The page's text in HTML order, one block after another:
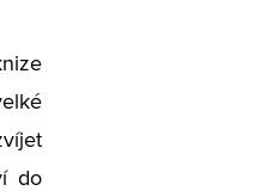
do